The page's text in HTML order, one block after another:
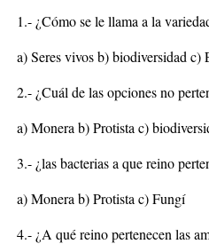
1.- ¿Cómo se le llama a la
a) Seres vivos b) biodiversidad c)
2.- ¿Cuál de las opciones no
a) Monera b) Protista c)
3.- ¿las bacterias a que reino
a) Monera b) Protista c) Fungí
4.- ¿A qué reino pertenecen las